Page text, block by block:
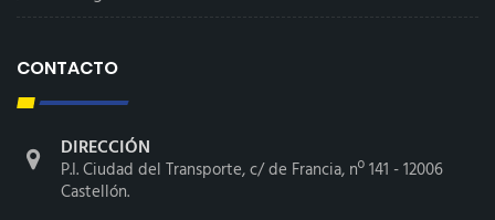
CONTACTO
DIRECCIÓN
P.I. Ciudad del Transporte, c/ de Francia, nº 141 - 12006
Castellón.